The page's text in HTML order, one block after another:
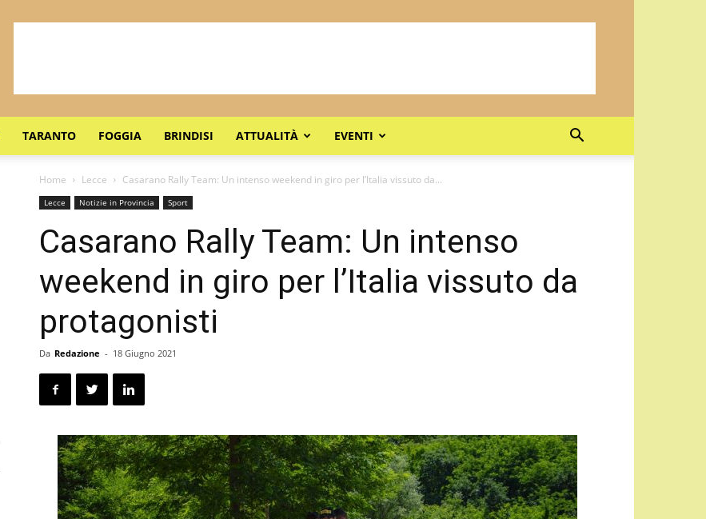
TARANTO FOGGIA BRINDISI ATTUALITÀ EVENTI
Home Lecce Casarano Rally Team: Un intenso weekend in giro per l’Italia vissuto da...
Lecce Notizie in Provincia Sport
Casarano Rally Team: Un intenso
weekend in giro per l’Italia vissuto da
protagonisti
Da Redazione - 18 Giugno 2021